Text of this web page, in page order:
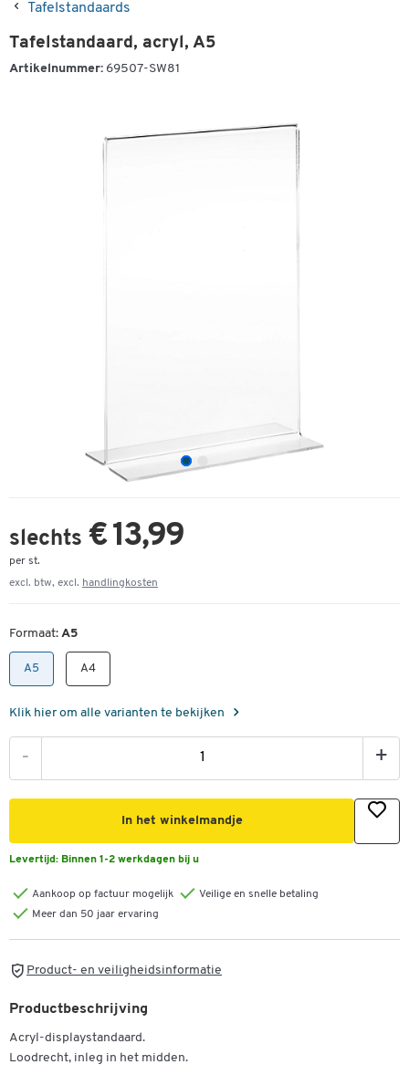
Tafelstandaards
Tafelstandaard, acryl, A5
Artikelnummer: 69507-SW81
slechts € 13,99
per st.
excl. btw, excl. handlingkosten
Formaat: A5
A5 A4
Klik hier om alle varianten te bekijken
- +
In het winkelmandje
Levertijd: Binnen 1-2 werkdagen bij u
Aankoop op factuur mogelijk
Veilige en snelle betaling
Meer dan 50 jaar ervaring
Product- en veiligheidsinformatie
Productbeschrijving
Acryl-displaystandaard.
Loodrecht, inleg in het midden.